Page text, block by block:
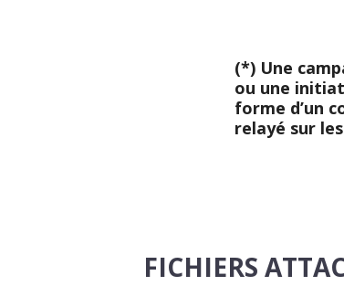
(*) Une
ou une
forme d’un
relayé sur
FICHIERS